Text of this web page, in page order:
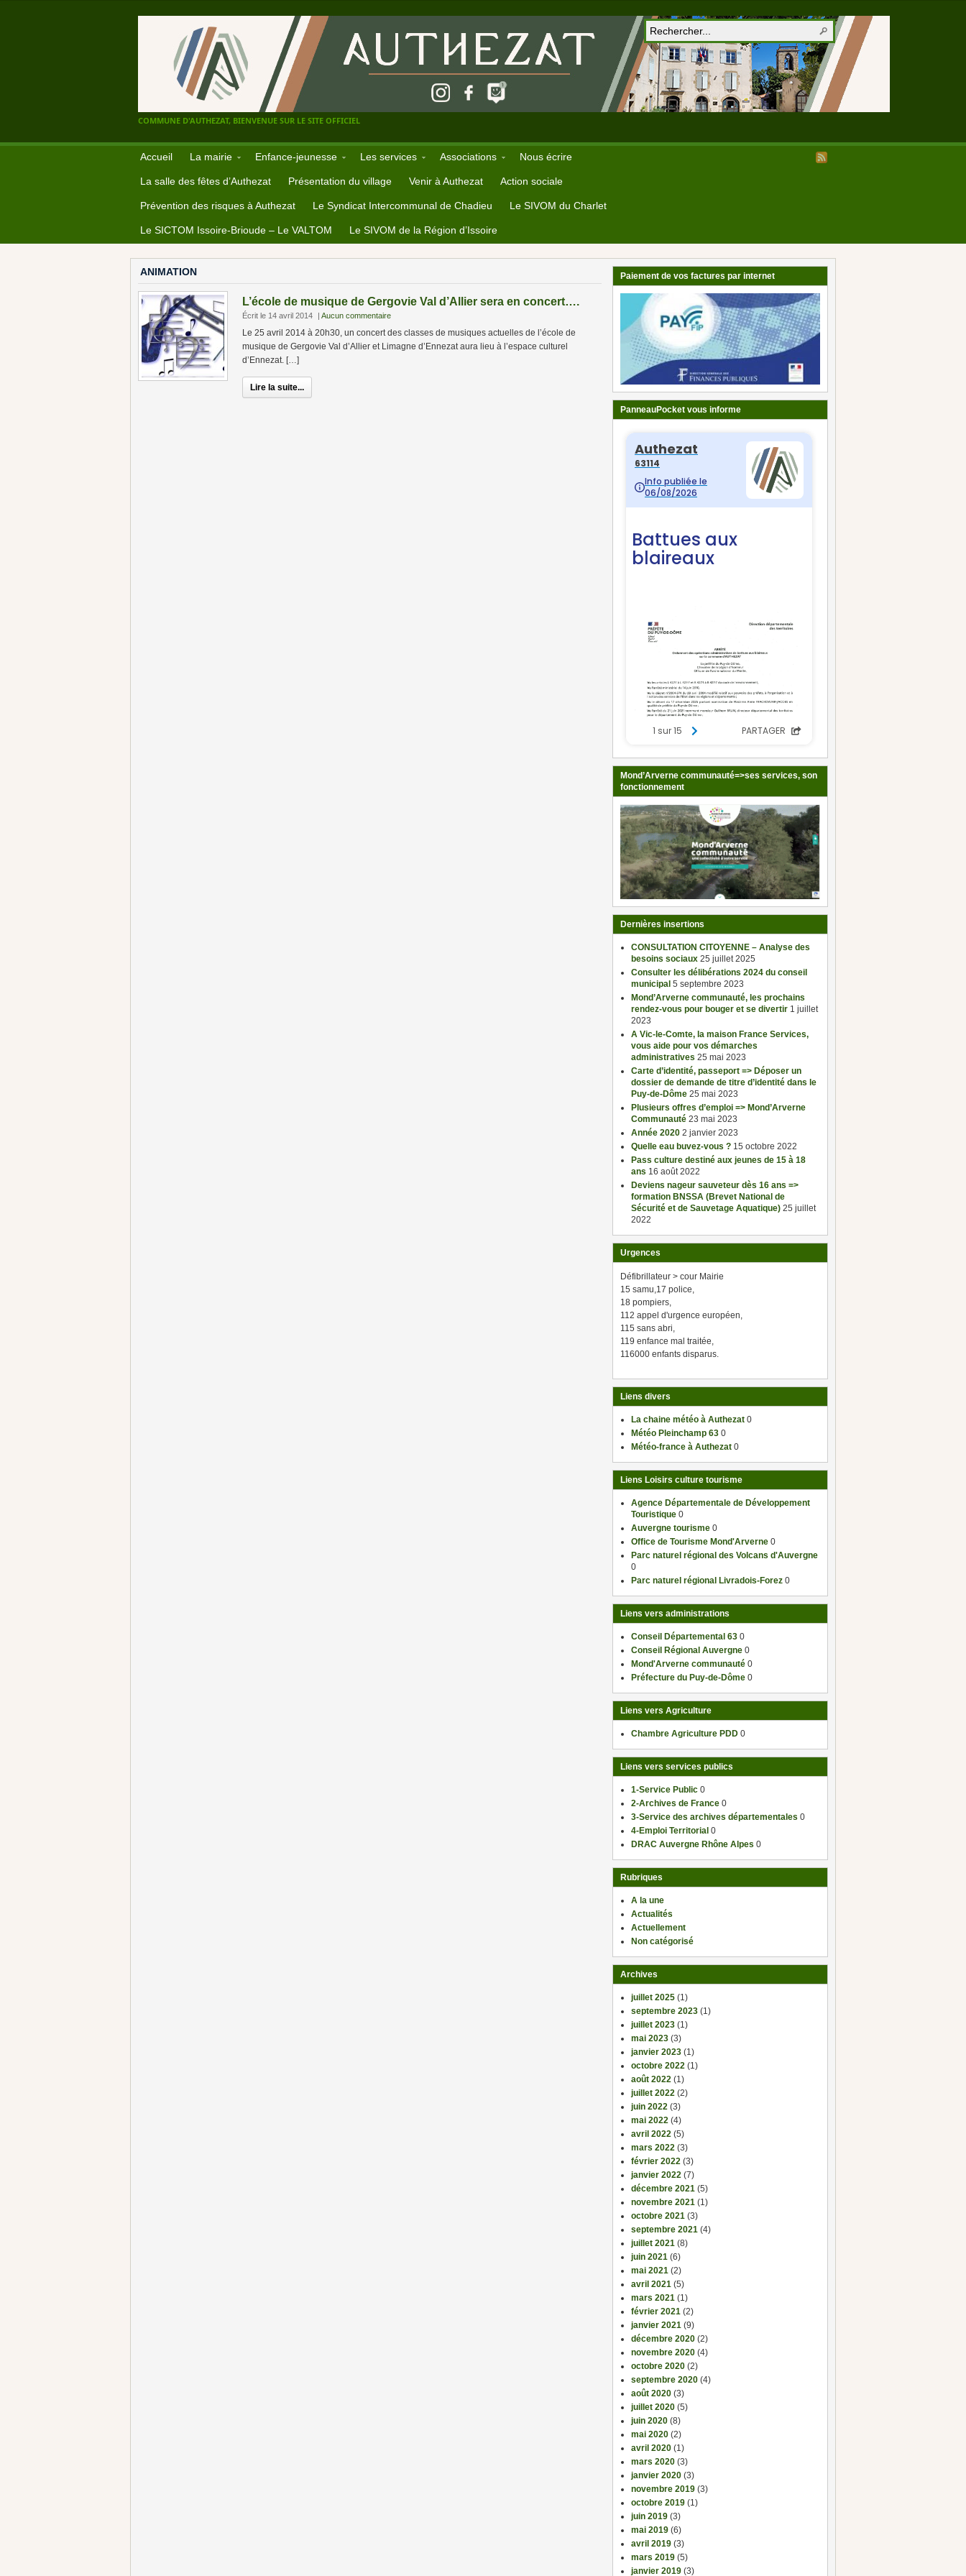
COMMUNE D'AUTHEZAT, BIENVENUE SUR LE SITE OFFICIEL
Accueil La mairie Enfance-jeunesse Les services Associations Nous écrire
La salle des fêtes d’Authezat Présentation du village Venir à Authezat Action sociale
Prévention des risques à Authezat Le Syndicat Intercommunal de Chadieu Le SIVOM du Charlet
Le SICTOM Issoire-Brioude – Le VALTOM Le SIVOM de la Région d’Issoire
ANIMATION
L’école de musique de Gergovie Val d’Allier sera en concert….
Écrit le 14 avril 2014 | Aucun commentaire
Le 25 avril 2014 à 20h30, un concert des classes de musiques actuelles de l’école de
musique de Gergovie Val d’Allier et Limagne d’Ennezat aura lieu à l’espace culturel
d’Ennezat. […]
Lire la suite...
Paiement de vos factures par internet
PanneauPocket vous informe
Mond’Arverne communauté=>ses services, son
fonctionnement
Dernières insertions
CONSULTATION CITOYENNE – Analyse des
besoins sociaux 25 juillet 2025
Consulter les délibérations 2024 du conseil
municipal 5 septembre 2023
Mond’Arverne communauté, les prochains
rendez-vous pour bouger et se divertir 1 juillet
2023
A Vic-le-Comte, la maison France Services,
vous aide pour vos démarches
administratives 25 mai 2023
Carte d’identité, passeport => Déposer un
dossier de demande de titre d’identité dans le
Puy-de-Dôme 25 mai 2023
Plusieurs offres d’emploi => Mond’Arverne
Communauté 23 mai 2023
Année 2020 2 janvier 2023
Quelle eau buvez-vous ? 15 octobre 2022
Pass culture destiné aux jeunes de 15 à 18
ans 16 août 2022
Deviens nageur sauveteur dès 16 ans =>
formation BNSSA (Brevet National de
Sécurité et de Sauvetage Aquatique) 25 juillet
2022
Urgences
Défibrillateur > cour Mairie
15 samu,17 police,
18 pompiers,
112 appel d'urgence européen,
115 sans abri,
119 enfance mal traitée,
116000 enfants disparus.
Liens divers
La chaine météo à Authezat 0
Météo Pleinchamp 63 0
Météo-france à Authezat 0
Liens Loisirs culture tourisme
Agence Départementale de Développement
Touristique 0
Auvergne tourisme 0
Office de Tourisme Mond'Arverne 0
Parc naturel régional des Volcans d'Auvergne
0
Parc naturel régional Livradois-Forez 0
Liens vers administrations
Conseil Départemental 63 0
Conseil Régional Auvergne 0
Mond'Arverne communauté 0
Préfecture du Puy-de-Dôme 0
Liens vers Agriculture
Chambre Agriculture PDD 0
Liens vers services publics
1-Service Public 0
2-Archives de France 0
3-Service des archives départementales 0
4-Emploi Territorial 0
DRAC Auvergne Rhône Alpes 0
Rubriques
A la une
Actualités
Actuellement
Non catégorisé
Archives
juillet 2025 (1)
septembre 2023 (1)
juillet 2023 (1)
mai 2023 (3)
janvier 2023 (1)
octobre 2022 (1)
août 2022 (1)
juillet 2022 (2)
juin 2022 (3)
mai 2022 (4)
avril 2022 (5)
mars 2022 (3)
février 2022 (3)
janvier 2022 (7)
décembre 2021 (5)
novembre 2021 (1)
octobre 2021 (3)
septembre 2021 (4)
juillet 2021 (8)
juin 2021 (6)
mai 2021 (2)
avril 2021 (5)
mars 2021 (1)
février 2021 (2)
janvier 2021 (9)
décembre 2020 (2)
novembre 2020 (4)
octobre 2020 (2)
septembre 2020 (4)
août 2020 (3)
juillet 2020 (5)
juin 2020 (8)
mai 2020 (2)
avril 2020 (1)
mars 2020 (3)
janvier 2020 (3)
novembre 2019 (3)
octobre 2019 (1)
juin 2019 (3)
mai 2019 (6)
avril 2019 (3)
mars 2019 (5)
janvier 2019 (3)